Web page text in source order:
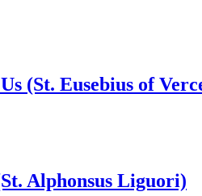
(St. Eusebius of
Alphonsus Liguori)